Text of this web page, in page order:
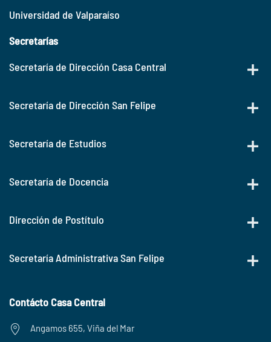
Universidad de Valparaíso
Secretarías
Secretaría de Dirección Casa Central
Secretaría de Dirección San Felipe
Secretaría de Estudios
Secretaría de Docencia
Dirección de Postítulo
Secretaría Administrativa San Felipe
Contácto Casa Central
Angamos 655, Viña del Mar